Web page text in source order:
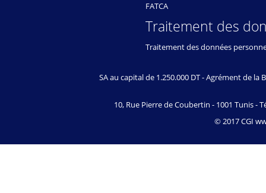
FATCA
Traitement des
Traitement des données
SA au capital de 1.250.000 DT - Agrément de la
10, Rue Pierre de Coubertin - 1001 Tunis -
© 2017 CGI